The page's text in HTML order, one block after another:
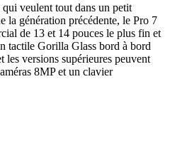
veulent tout dans un petit
la génération précédente, le Pro 7
de 13 et 14 pouces le plus fin et
tactile Gorilla Glass bord à bord
les versions supérieures peuvent
8MP et un clavier